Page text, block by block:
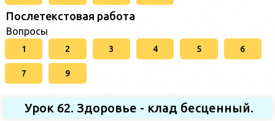
Послетекстовая работа
Вопросы
1 2 3 4 5 6
7 9
Урок 62. Здоровье - клад бесценный.